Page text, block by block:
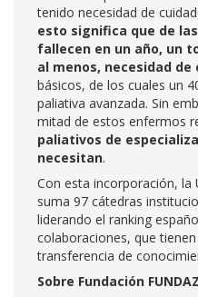
tenido necesidad de
esto significa que de
fallecen en un año, un
al menos, necesidad
básicos, de los cuales un
paliativa avanzada. Sin
mitad de estos enfermos
paliativos de
necesitan.
Con esta incorporación, la
suma 97 cátedras
liderando el ranking
colaboraciones, que
transferencia de
Sobre Fundación